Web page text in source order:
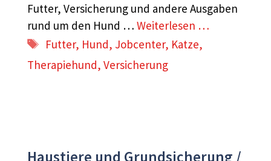
Futter, Versicherung und andere Ausgaben
rund um den Hund … Weiterlesen …
Schlagwörter
Futter, Hund, Jobcenter, Katze,
Therapiehund, Versicherung
Haustiere und Grundsicherung /